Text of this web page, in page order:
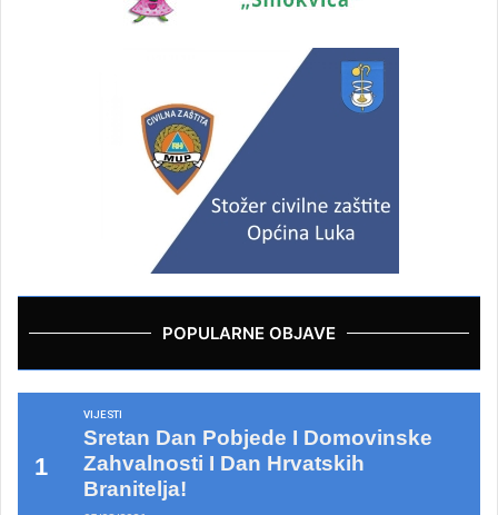
POPULARNE OBJAVE
VIJESTI
Sretan Dan Pobjede I Domovinske
Zahvalnosti I Dan Hrvatskih
Branitelja!